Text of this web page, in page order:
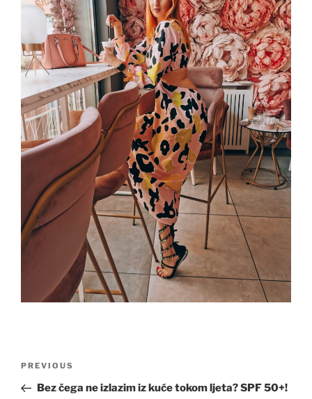
Previous
Post
PREVIOUS
Bez čega ne izlazim iz kuće tokom ljeta? SPF 50+!